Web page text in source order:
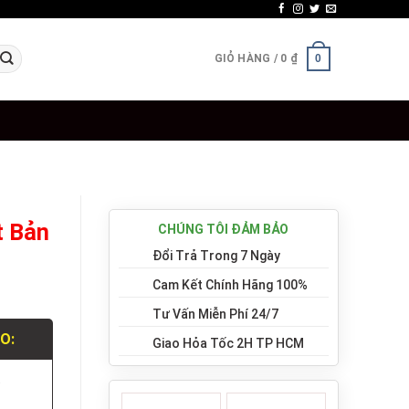
GIỎ HÀNG / 0 ₫ 0
CHÚNG TÔI ĐẢM BẢO
Đổi Trả Trong 7 Ngày
Cam Kết Chính Hãng 100%
Tư Vấn Miễn Phí 24/7
Giao Hỏa Tốc 2H TP HCM
Bản